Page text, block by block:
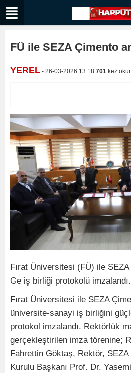
FÜ ile SEZA Çimento
YEREL - 26-03-2026 13:18 701 kez
Fırat Üniversitesi (FÜ) ile
Ge iş birliği protokolü imzalandı.
Fırat Üniversitesi ile SEZA
üniversite-sanayi iş birliğini
protokol imzalandı. Rektörlük
gerçekleştirilen imza törenine;
Fahrettin Göktaş, Rektör,
Kurulu Başkanı Prof. Dr.